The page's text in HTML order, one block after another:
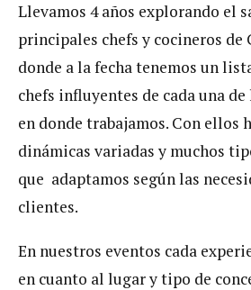
Llevamos 4 años explorando el
principales chefs y cocineros de
donde a la fecha tenemos un
chefs influyentes de cada una
en donde trabajamos. Con ellos
dinámicas variadas y muchos
que adaptamos según las
clientes.
En nuestros eventos cada
en cuanto al lugar y tipo de